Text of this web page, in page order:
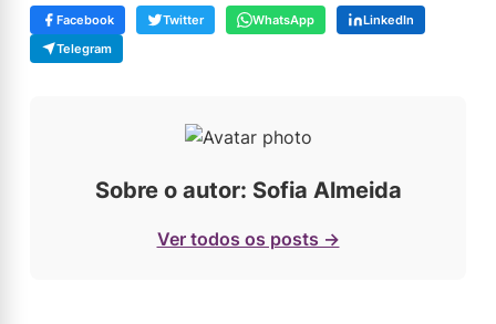
Facebook Twitter WhatsApp
LinkedIn
Telegram
Sobre o autor: Sofia Almeida
Ver todos os posts →